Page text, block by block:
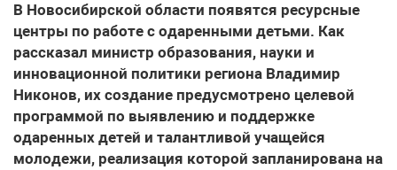
В Новосибирской области появятся ресурсные
центры по работе с одаренными детьми. Как
рассказал министр образования, науки и
инновационной политики региона Владимир
Никонов, их создание предусмотрено целевой
программой по выявлению и поддержке
одаренных детей и талантливой учащейся
молодежи, реализация которой запланирована на